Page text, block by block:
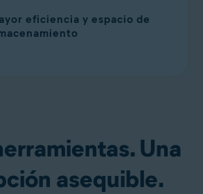
eficiencia y espacio de
Una
asequible.